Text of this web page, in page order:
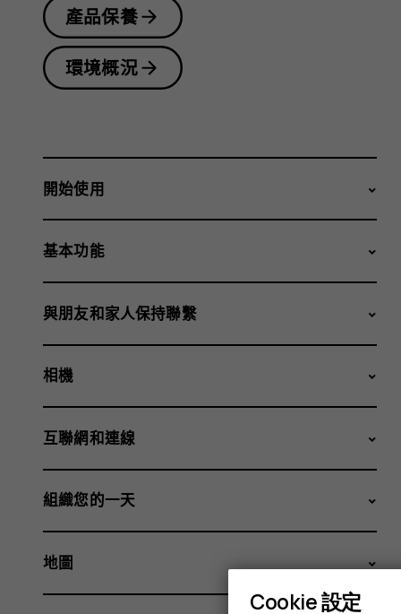
產品保養
環境概況
開始使用
基本功能
與朋友和家人保持聯繫
相機
互聯網和連線
組織您的一天
地圖
Cookie 設定